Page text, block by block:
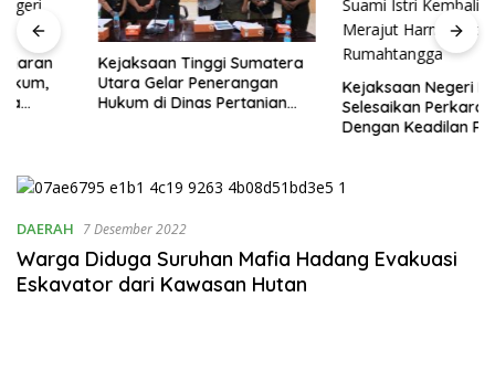
Kejaksaan Tinggi Sumatera
Utara Gelar Penerangan
Hukum di Dinas Pertanian
Kejaksaan Negeri Medan
Selesaikan Perkara KDRT
Dengan Keadilan Restoratif,
Rumahtangga
DAERAH 7 Desember 2022
Warga Diduga Suruhan Mafia Hadang Evakuasi
Eskavator dari Kawasan Hutan